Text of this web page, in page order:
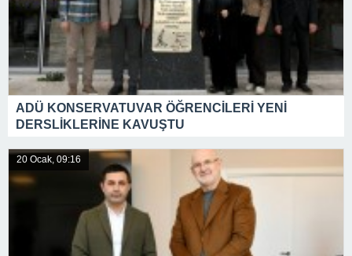
ADÜ KONSERVATUVAR ÖĞRENCİLERİ YENİ
DERSLİKLERİNE KAVUŞTU
20 Ocak, 09:16